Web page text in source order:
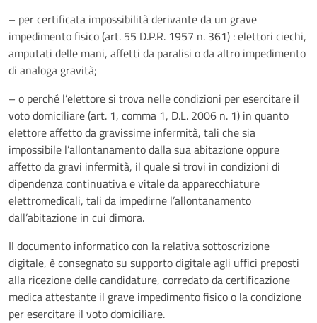
– per certificata impossibilità derivante da un grave
impedimento fisico (art. 55 D.P.R. 1957 n. 361) : elettori ciechi,
amputati delle mani, affetti da paralisi o da altro impedimento
di analoga gravità;
– o perché l’elettore si trova nelle condizioni per esercitare il
voto domiciliare (art. 1, comma 1, D.L. 2006 n. 1) in quanto
elettore affetto da gravissime infermità, tali che sia
impossibile l’allontanamento dalla sua abitazione oppure
affetto da gravi infermità, il quale si trovi in condizioni di
dipendenza continuativa e vitale da apparecchiature
elettromedicali, tali da impedirne l’allontanamento
dall’abitazione in cui dimora.
Il documento informatico con la relativa sottoscrizione
digitale, è consegnato su supporto digitale agli uffici preposti
alla ricezione delle candidature, corredato da certificazione
medica attestante il grave impedimento fisico o la condizione
per esercitare il voto domiciliare.